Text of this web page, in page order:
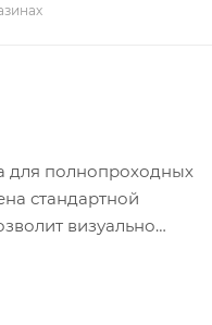
для полнопроходных
стандартной
визуально